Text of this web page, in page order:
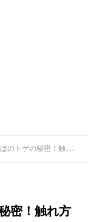
！触れ方と調理の工夫を解説
密！触れ方